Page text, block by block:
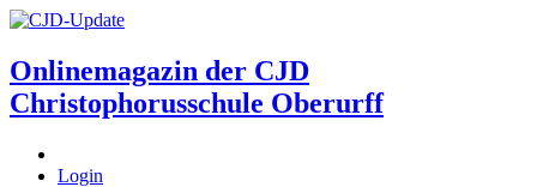
Onlinemagazin der CJD
Christophorusschule Oberurff
Login